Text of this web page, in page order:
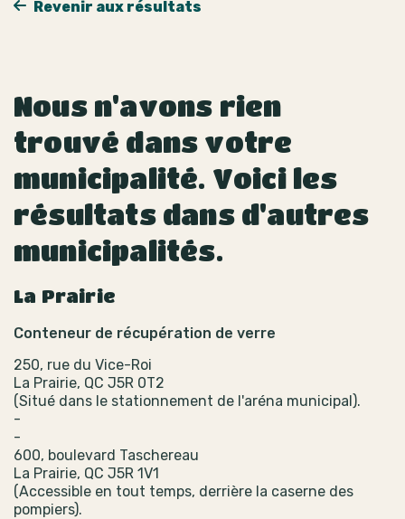
Revenir aux résultats
Nous n'avons rien
trouvé dans votre
municipalité. Voici les
résultats dans d'autres
municipalités.
La Prairie
Conteneur de récupération de verre
250, rue du Vice-Roi
La Prairie, QC J5R 0T2
(Situé dans le stationnement de l'aréna municipal).
-
-
600, boulevard Taschereau
La Prairie, QC J5R 1V1
(Accessible en tout temps, derrière la caserne des
pompiers).